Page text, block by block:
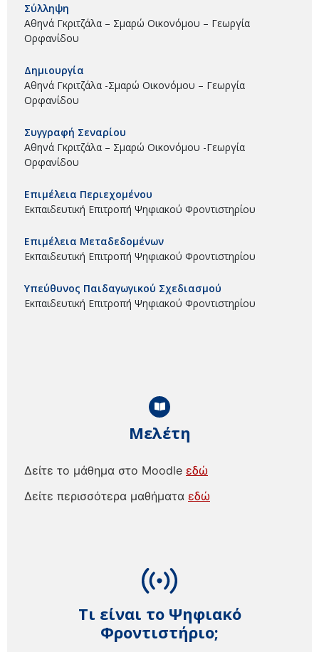
Τι είναι το Ψηφιακό
Φροντιστήριο;
Μελέτη
Δείτε το μάθημα στο Moodle εδώ
Δείτε περισσότερα μαθήματα εδώ
Σύλληψη
Αθηνά Γκριτζάλα – Σμαρώ Οικονόμου – Γεωργία
Ορφανίδου
Δημιουργία
Αθηνά Γκριτζάλα -Σμαρώ Οικονόμου – Γεωργία
Ορφανίδου
Συγγραφή Σεναρίου
Αθηνά Γκριτζάλα – Σμαρώ Οικονόμου -Γεωργία
Ορφανίδου
Επιμέλεια Περιεχομένου
Εκπαιδευτική Επιτροπή Ψηφιακού Φροντιστηρίου
Επιμέλεια Μεταδεδομένων
Εκπαιδευτική Επιτροπή Ψηφιακού Φροντιστηρίου
Υπεύθυνος Παιδαγωγικού Σχεδιασμού
Εκπαιδευτική Επιτροπή Ψηφιακού Φροντιστηρίου